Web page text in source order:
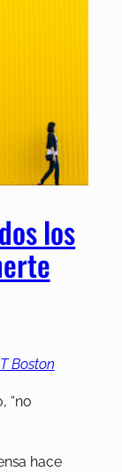
los
Boston
“no
hace